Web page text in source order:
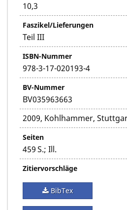
10,3
Faszikel/Lieferungen
Teil III
ISBN-Nummer
978-3-17-020193-4
BV-Nummer
BV035963663
2009, Kohlhammer,
Seiten
459 S.; Ill.
Zitiervorschläge
BibTex